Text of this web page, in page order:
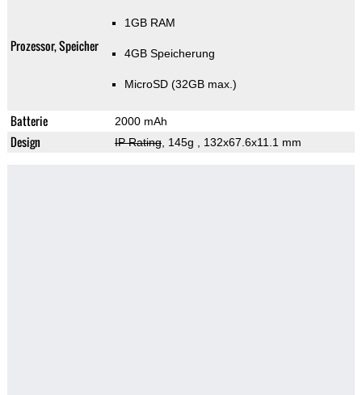
Prozessor, Speicher
1GB RAM
4GB Speicherung
MicroSD (32GB max.)
Batterie 2000 mAh
Design IP Rating, 145g , 132x67.6x11.1 mm